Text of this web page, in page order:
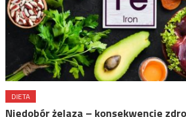
DIETA
Niedobór żelaza – konsekwencje